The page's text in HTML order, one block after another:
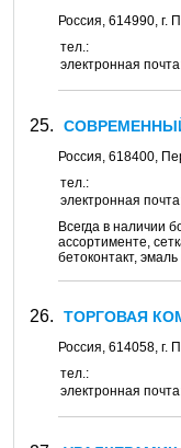
Россия, 614990, г.
тел.:
электронная
Россия, 618400,
тел.:
электронная
Всегда в наличии
ассортименте,
бетоконтакт,
ТОРГОВАЯ
Россия, 614058, г.
тел.:
электронная